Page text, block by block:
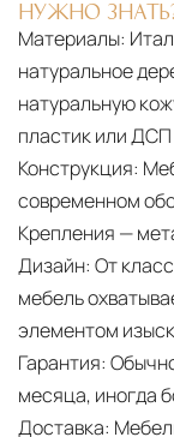
НУЖНО
Материалы:
натуральное
натуральную
пластик или ДСП
Конструкция:
современном
Крепления —
Дизайн: От
мебель
элементом
Гарантия:
месяца, иногда
Доставка: